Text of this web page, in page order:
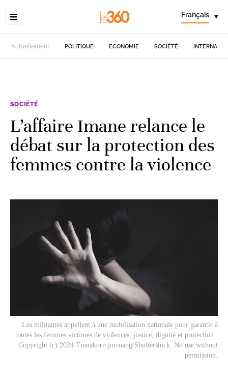
Français ▾
Actuellement POLITIQUE ECONOMIE SOCIÉTÉ
SOCIÉTÉ
L’affaire Imane relance le
débat sur la protection des
femmes contre la violence
Les militantes appellent à une mobilisation nationale pour garantir à
toutes les femmes victimes de violences, justice, dignité et protection..
Copyright (c) 2024 Tinnakorn jorruang/Shutterstock. No use without
permission.